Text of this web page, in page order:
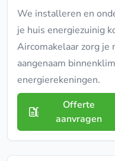
We installeren en
je huis energiezuinig
Aircomakelaar zorg je
aangenaam
energierekeningen.
Offerte
aanvragen